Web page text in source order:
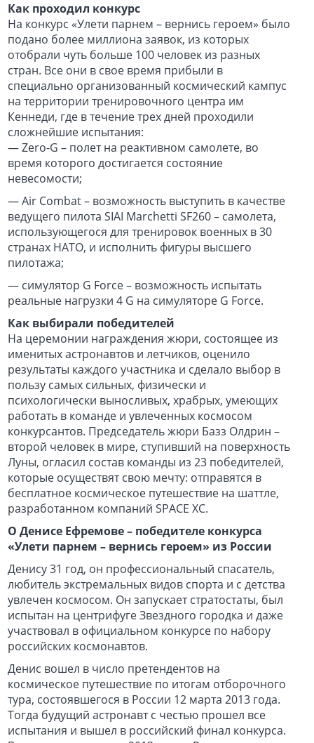
Как проходил конкурс
На конкурс «Улети парнем – вернись героем» было
подано более миллиона заявок, из которых
отобрали чуть больше 100 человек из разных
стран. Все они в свое время прибыли в
специально организованный космический кампус
на территории тренировочного центра им
Кеннеди, где в течение трех дней проходили
сложнейшие испытания:
— Zero-G – полет на реактивном самолете, во
время которого достигается состояние
невесомости;
— Air Combat – возможность выступить в качестве
ведущего пилота SIAI Marchetti SF260 – самолета,
использующегося для тренировок военных в 30
странах НАТО, и исполнить фигуры высшего
пилотажа;
— симулятор G Force – возможность испытать
реальные нагрузки 4 G на симуляторе G Force.
Как выбирали победителей
На церемонии награждения жюри, состоящее из
именитых астронавтов и летчиков, оценило
результаты каждого участника и сделало выбор в
пользу самых сильных, физически и
психологически выносливых, храбрых, умеющих
работать в команде и увлеченных космосом
конкурсантов. Председатель жюри Базз Олдрин –
второй человек в мире, ступивший на поверхность
Луны, огласил состав команды из 23 победителей,
которые осуществят свою мечту: отправятся в
бесплатное космическое путешествие на шаттле,
разработанном компаний SPACE XC.
О Денисе Ефремове – победителе конкурса
«Улети парнем– вернись героем» из России
Денису 31 год, он профессиональный спасатель,
любитель экстремальных видов спорта и с детства
увлечен космосом. Он запускает стратостаты, был
испытан на центрифуге Звездного городка и даже
участвовал в официальном конкурсе по набору
российских космонавтов.
Денис вошел в число претендентов на
космическое путешествие по итогам отборочного
тура, состоявшегося в России 12 марта 2013 года.
Тогда будущий астронавт с честью прошел все
испытания и вышел в российский финал конкурса.